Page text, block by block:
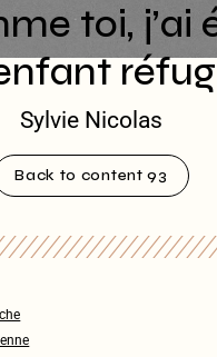
toi, j’ai
Sylvie Nicolas
Back to content 93